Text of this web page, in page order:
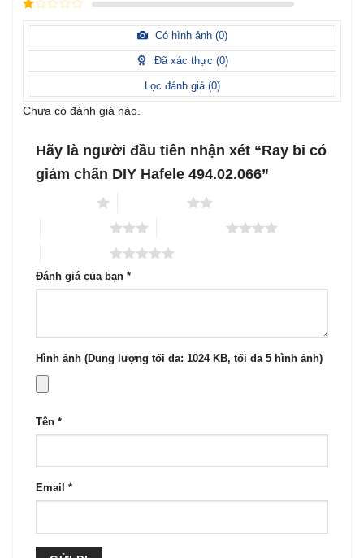
hạng3
5 sao
Được
hạng
sao
Được
hạng
sao
Có hình ảnh (0)
Đã xác thực (0)
Lọc đánh giá (0)
Chưa có đánh giá nào.
Hãy là người đầu tiên nhận xét “Ray bi có
giảm chấn DIY Hafele 494.02.066”
Đánh giá của bạn *
Hình ảnh (Dung lượng tối đa: 1024 KB, tối đa 5 hình ảnh)
Tên *
Email *